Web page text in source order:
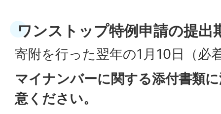
ワンストップ特例申請の提出
寄附を行った翌年の1月10日（必
マイナンバーに関する添付書類
意ください。